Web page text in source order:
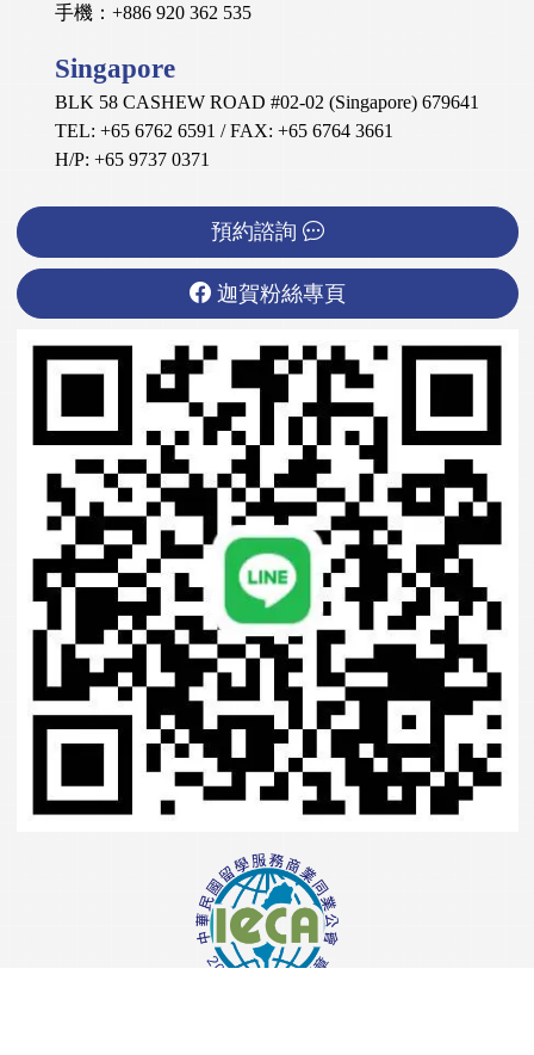
手機：+886 920 362 535
Singapore
BLK 58 CASHEW ROAD #02-02 (Singapore) 679641
TEL: +65 6762 6591 / FAX: +65 6764 3661
H/P: +65 9737 0371
預約諮詢
迦賀粉絲專頁